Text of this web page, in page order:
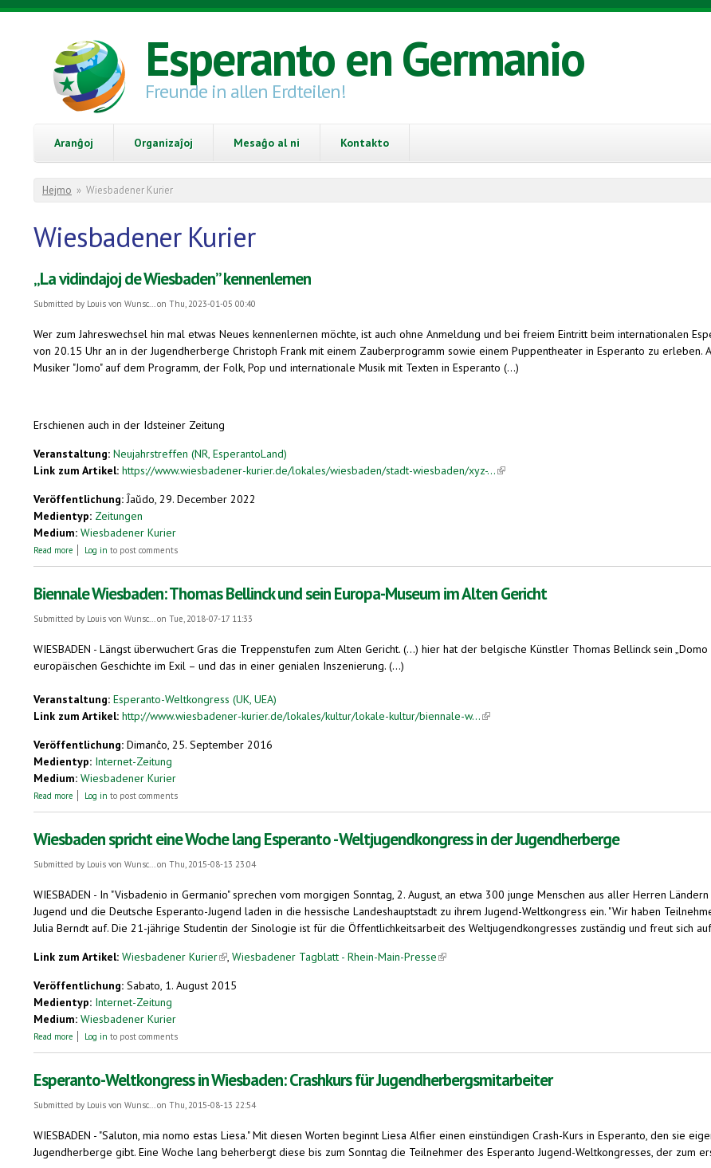
Skip to main content
Esperanto en Germanio
Freunde in allen Erdteilen!
Aranĝoj Organizaĵoj Mesaĝo al ni Kontakto
You are here
Hejmo » Wiesbadener Kurier
Wiesbadener Kurier
„La vidindajoj de Wiesbaden” kennenlernen
Submitted by Louis von Wunsc...on Thu, 2023-01-05 00:40
Wer zum Jahreswechsel hin mal etwas Neues kennenlernen möchte, ist auch ohne Anmeldung und bei freiem Eintritt beim internationalen
von 20.15 Uhr an in der Jugendherberge Christoph Frank mit einem Zauberprogramm sowie einem Puppentheater in Esperanto zu
Musiker "Jomo" auf dem Programm, der Folk, Pop und internationale Musik mit Texten in Esperanto (...)
Erschienen auch in der Idsteiner Zeitung
Veranstaltung: Neujahrstreffen (NR, EsperantoLand)
Link zum Artikel: https://www.wiesbadener-kurier.de/lokales/wiesbaden/stadt-wiesbaden/xyz-...(link is external)
Veröffentlichung:Ĵaŭdo, 29. December 2022
Medientyp: Zeitungen
Medium: Wiesbadener Kurier
Read more about „La vidindajoj de Wiesbaden” kennenlernen
Log in to post comments
Biennale Wiesbaden: Thomas Bellinck und sein Europa-Museum im Alten Gericht
Submitted by Louis von Wunsc...on Tue, 2018-07-17 11:33
WIESBADEN - Längst überwuchert Gras die Treppenstufen zum Alten Gericht. (...) hier hat der belgische Künstler Thomas Bellinck sein
europäischen Geschichte im Exil – und das in einer genialen Inszenierung. (...)
Veranstaltung: Esperanto-Weltkongress (UK, UEA)
Link zum Artikel: http://www.wiesbadener-kurier.de/lokales/kultur/lokale-kultur/biennale-w...(link is external)
Veröffentlichung: Dimanĉo, 25. September 2016
Medientyp: Internet-Zeitung
Medium: Wiesbadener Kurier
Read more about Biennale Wiesbaden: Thomas Bellinck und sein Europa-Museum im Alten Gericht
Log in to post comments
Wiesbaden spricht eine Woche lang Esperanto - Weltjugendkongress in der Jugendherberge
Submitted by Louis von Wunsc...on Thu, 2015-08-13 23:04
WIESBADEN - In "Visbadenio in Germanio" sprechen vom morgigen Sonntag, 2. August, an etwa 300 junge Menschen aus aller Herren
Jugend und die Deutsche Esperanto-Jugend laden in die hessische Landeshauptstadt zu ihrem Jugend-Weltkongress ein. "Wir haben
Julia Berndt auf. Die 21-jährige Studentin der Sinologie ist für die Öffentlichkeitsarbeit des Weltjugendkongresses zuständig und freut sich
Link zum Artikel: Wiesbadener Kurier(link is external)
, Wiesbadener Tagblatt - Rhein-Main-Presse(link is external)
Veröffentlichung: Sabato, 1. August 2015
Medientyp: Internet-Zeitung
Medium: Wiesbadener Kurier
Read more about Wiesbaden spricht eine Woche lang Esperanto - Weltjugendkongress in der Jugendherberge
Log in to post comments
Esperanto-Weltkongress in Wiesbaden: Crashkurs für Jugendherbergsmitarbeiter
Submitted by Louis von Wunsc...on Thu, 2015-08-13 22:54
WIESBADEN - "Saluton, mia nomo estas Liesa." Mit diesen Worten beginnt Liesa Alfier einen einstündigen Crash-Kurs in Esperanto, den sie
Jugendherberge gibt. Eine Woche lang beherbergt diese bis zum Sonntag die Teilnehmer des Esperanto Jugend-Weltkongresses, der zum